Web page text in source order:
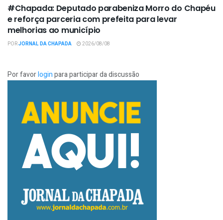
#Chapada: Deputado parabeniza Morro do Chapéu
e reforça parceria com prefeita para levar
melhorias ao município
PORJORNAL DA CHAPADA 2026/08/08
Por favorloginpara participar da discussão